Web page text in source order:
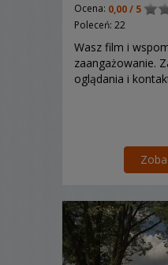
Ocena: 0,00 / 5
Poleceń: 22
Wasz film i
zaangażowanie.
oglądania i